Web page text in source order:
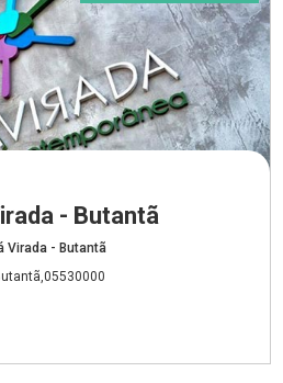
- Butantã
Virada - Butantã